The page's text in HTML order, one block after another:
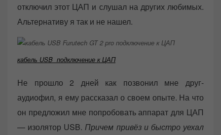
отключил этот ЦАП и слушал на других любимых.
Альтернативу я так и не нашел.
кабель USB подключение к ЦАП
Не прошло 2 дней как позвонил мне друг-
аудиофил, я ему рассказал о своем опыте. На что
он предложил мне попробовать аппарат для ЦАП
— изолятор USB.Причем привёз и быстро уехал